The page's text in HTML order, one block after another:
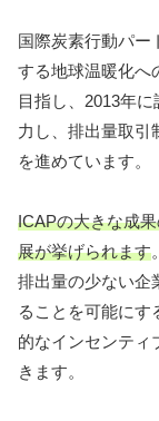
国際炭素行動パー
する地球温暖化へ
目指し、2013年
力し、排出量取引
を進めています。
ICAPの大きな成
展が挙げられます
排出量の少ない企
ることを可能にす
的なインセンティ
きます。